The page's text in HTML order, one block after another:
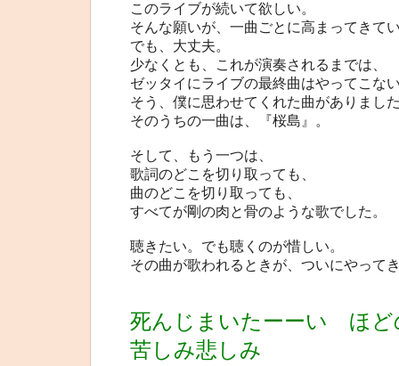
このライブが続いて欲しい。
そんな願いが、一曲ごとに高まってきて
でも、大丈夫。
少なくとも、これが演奏されるまでは、
ゼッタイにライブの最終曲はやってこな
そう、僕に思わせてくれた曲がありまし
そのうちの一曲は、『桜島』。
そして、もう一つは、
歌詞のどこを切り取っても、
曲のどこを切り取っても、
すべてが剛の肉と骨のような歌でした。
聴きたい。でも聴くのが惜しい。
その曲が歌われるときが、ついにやって
死んじまいたーーい ほど
苦しみ悲しみ